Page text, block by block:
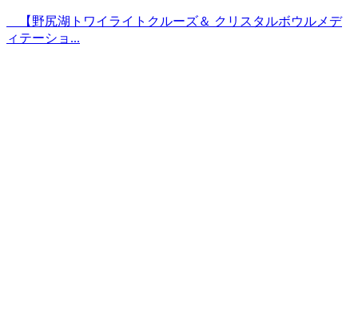
【野尻湖トワイライトクルーズ＆ クリスタルボウルメデ
ィテーショ...